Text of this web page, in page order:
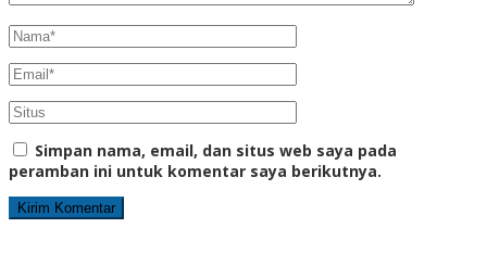
Simpan nama, email, dan situs web saya pada
peramban ini untuk komentar saya berikutnya.